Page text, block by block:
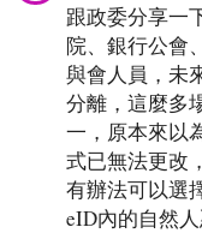
跟政委分享一
院、銀行公會
與會人員，未
分離，這麼多
一，原本來以
式已無法更改
有辦法可以選
eID內的自然